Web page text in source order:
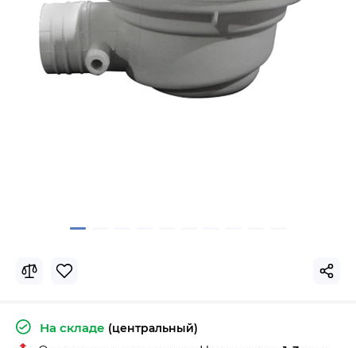
На складе (центральный)